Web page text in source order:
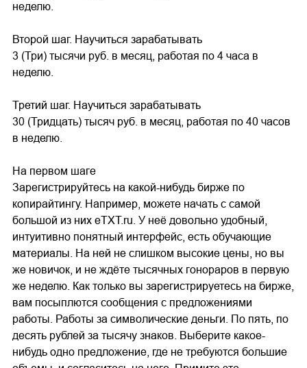
неделю.
Второй шаг. Научиться зарабатывать
3 (Три) тысячи руб. в месяц, работая по 4 часа в
неделю.
Третий шаг. Научиться зарабатывать
30 (Тридцать) тысяч руб. в месяц, работая по 40 часов
в неделю.
На первом шаге
Зарегистрируйтесь на какой-нибудь бирже по
копирайтингу. Например, можете начать с самой
большой из них eTXT.ru. У неё довольно удобный,
интуитивно понятный интерфейс, есть обучающие
материалы. На ней не слишком высокие цены, но вы
же новичок, и не ждёте тысячных гонораров в первую
же неделю. Как только вы зарегистрируетесь на бирже,
вам посыплются сообщения с предложениями
работы. Работы за символические деньги. По пять, по
десять рублей за тысячу знаков. Выберите какое-
нибудь одно предложение, где не требуются большие